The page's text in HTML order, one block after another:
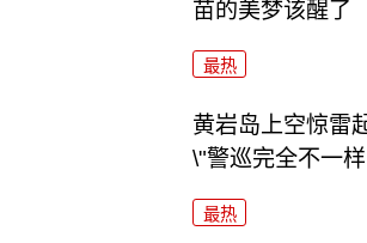
苗的美梦该醒了
最热
黄岩岛上空惊雷
\"警巡完全不一样
最热